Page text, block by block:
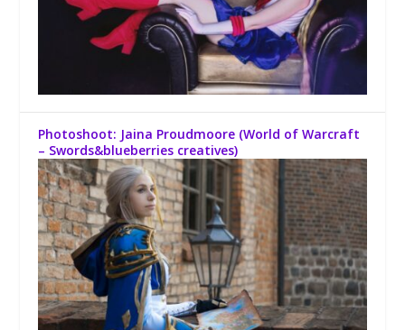
Photoshoot: Jaina Proudmoore (World of Warcraft
– Swords&blueberries creatives)